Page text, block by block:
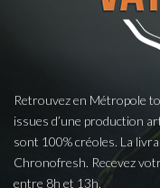
Retrouvez en Métropole
issues d’une production
sont 100% créoles. La
Chronofresh. Recevez
entre 8h et 13h.